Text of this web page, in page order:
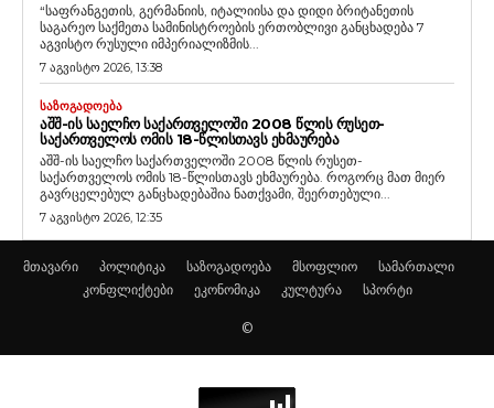
“საფრანგეთის, გერმანიის, იტალიისა და დიდი ბრიტანეთის
საგარეო საქმეთა სამინისტროების ერთობლივი განცხადება 7
აგვისტო რუსული იმპერიალიზმის...
7 აგვისტო 2026, 13:38
ᲡᲐᲖᲝᲒᲐᲓᲝᲔᲑᲐ
ᲐᲨᲨ-ᲘᲡ ᲡᲐᲔᲚᲩᲝ ᲡᲐᲥᲐᲠᲗᲕᲔᲚᲝᲨᲘ 2008 ᲬᲚᲘᲡ ᲠᲣᲡᲔᲗ-
ᲡᲐᲥᲐᲠᲗᲕᲔᲚᲝᲡ ᲝᲛᲘᲡ 18-ᲬᲚᲘᲡᲗᲐᲕᲡ ᲔᲮᲛᲐᲣᲠᲔᲑᲐ
აშშ-ის საელჩო საქართველოში 2008 წლის რუსეთ-
საქართველოს ომის 18-წლისთავს ეხმაურება. როგორც მათ მიერ
გავრცელებულ განცხადებაშია ნათქვამი, შეერთებული...
7 აგვისტო 2026, 12:35
მთავარი პოლიტიკა საზოგადოება მსოფლიო
სამართალი
კონფლიქტები
ეკონომიკა კულტურა სპორტი
©